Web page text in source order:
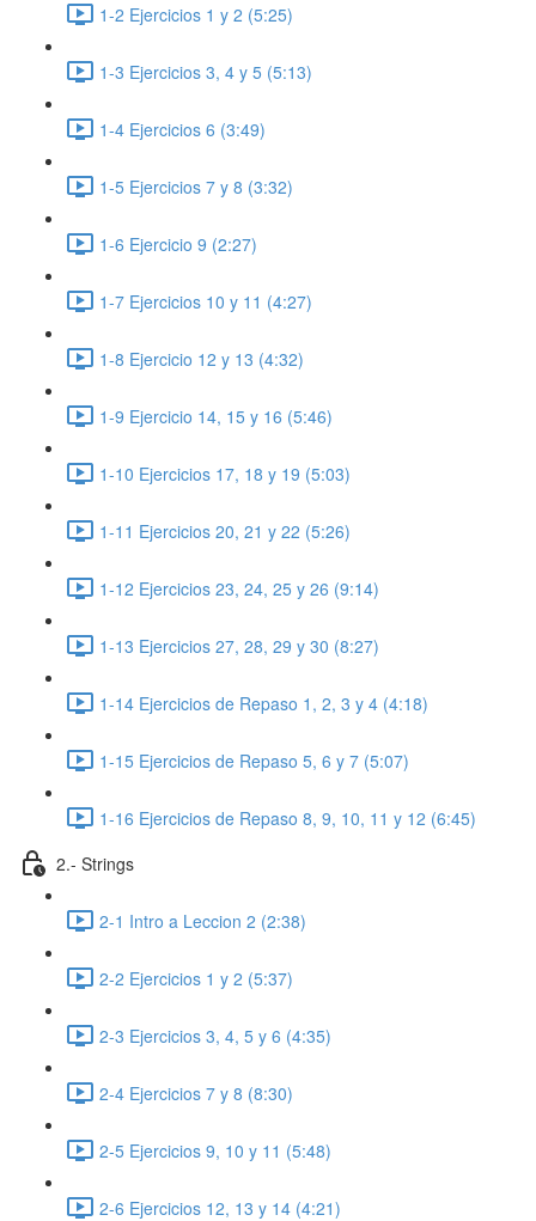
1-2 Ejercicios 1 y 2 (5:25)
1-3 Ejercicios 3, 4 y 5 (5:13)
1-4 Ejercicios 6 (3:49)
1-5 Ejercicios 7 y 8 (3:32)
1-6 Ejercicio 9 (2:27)
1-7 Ejercicios 10 y 11 (4:27)
1-8 Ejercicio 12 y 13 (4:32)
1-9 Ejercicio 14, 15 y 16 (5:46)
1-10 Ejercicios 17, 18 y 19 (5:03)
1-11 Ejercicios 20, 21 y 22 (5:26)
1-12 Ejercicios 23, 24, 25 y 26 (9:14)
1-13 Ejercicios 27, 28, 29 y 30 (8:27)
1-14 Ejercicios de Repaso 1, 2, 3 y 4 (4:18)
1-15 Ejercicios de Repaso 5, 6 y 7 (5:07)
1-16 Ejercicios de Repaso 8, 9, 10, 11 y 12 (6:45)
2.- Strings
2-1 Intro a Leccion 2 (2:38)
2-2 Ejercicios 1 y 2 (5:37)
2-3 Ejercicios 3, 4, 5 y 6 (4:35)
2-4 Ejercicios 7 y 8 (8:30)
2-5 Ejercicios 9, 10 y 11 (5:48)
2-6 Ejercicios 12, 13 y 14 (4:21)